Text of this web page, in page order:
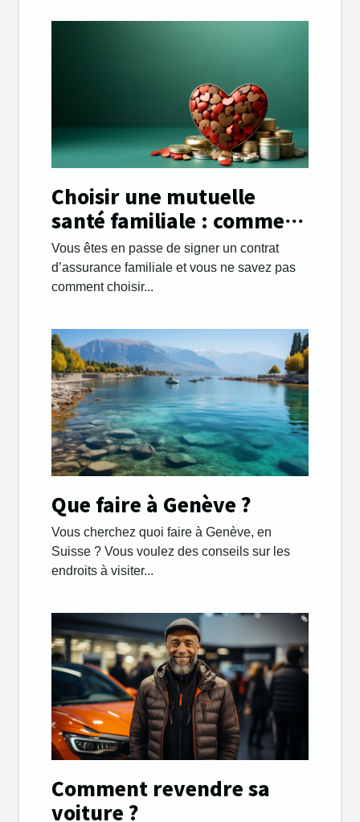
Choisir une mutuelle
santé familiale : comment
s’y prendre ?
Vous êtes en passe de signer un contrat
d’assurance familiale et vous ne savez pas
comment choisir...
Que faire à Genève ?
Vous cherchez quoi faire à Genève, en
Suisse ? Vous voulez des conseils sur les
endroits à visiter...
Comment revendre sa
voiture ?